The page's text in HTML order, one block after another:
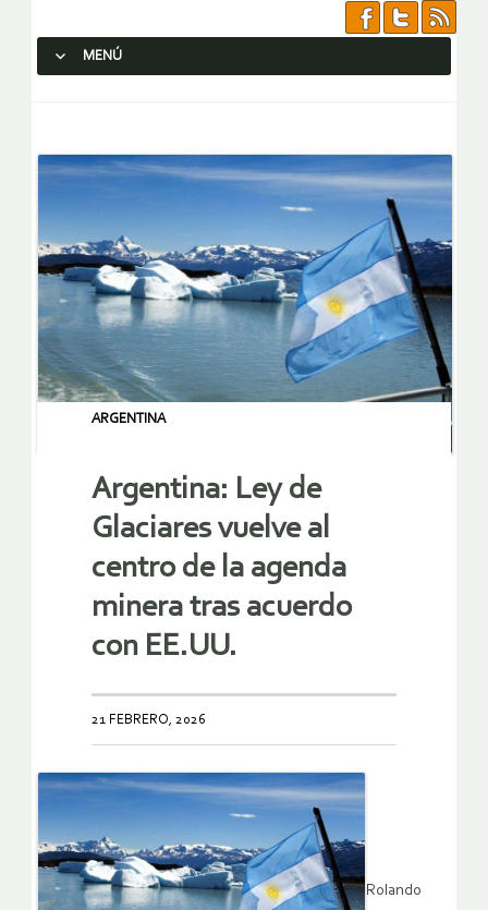
MENÚ
ARGENTINA
Argentina: Ley de
Glaciares vuelve al
centro de la agenda
minera tras acuerdo
con EE.UU.
21 FEBRERO, 2026
Rolando